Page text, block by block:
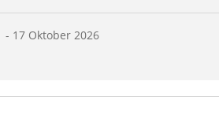
- 17 Oktober 2026